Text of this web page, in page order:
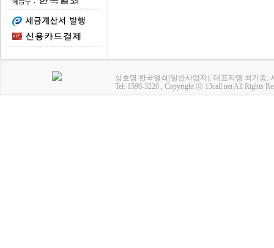
상호명:한국열쇠[일반사업자], 대표자명:최기종,
Tel: 1599-3220 , Copyright ⓒ 13call.net All Rights